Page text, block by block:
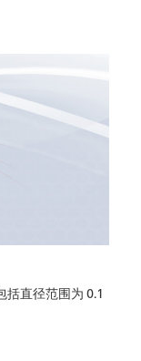
括直径范围为 0.1